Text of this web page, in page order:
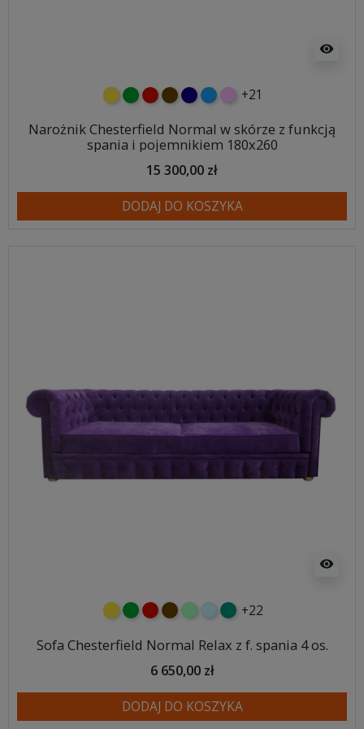
visibility
żółtyzielonyczerwony
czekoladowy
granatowy
niebieski
różowy
+21
Narożnik Chesterfield Normal w skórze z funkcją
spania i pojemnikiem 180x260
15 300,00 zł
DODAJ DO KOSZYKA
visibility
żółtyzielonyczerwony
czekoladowy
miętowybłękitny
turkusowy
+22
Sofa Chesterfield Normal Relax z f. spania 4 os.
6 650,00 zł
DODAJ DO KOSZYKA